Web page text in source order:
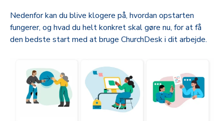
Nedenfor kan du blive klogere på, hvordan opstarten
fungerer, og hvad du helt konkret skal gøre nu, for at få
den bedste start med at bruge ChurchDesk i dit arbejde.